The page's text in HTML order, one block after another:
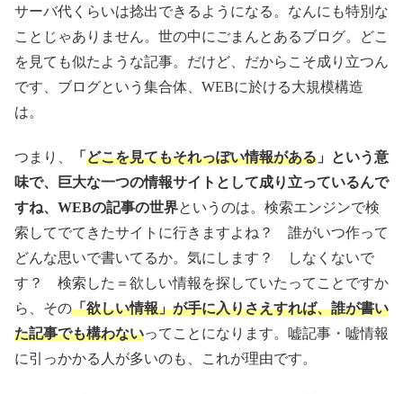
サーバ代くらいは捻出できるようになる。なんにも特別な
ことじゃありません。世の中にごまんとあるブログ。どこ
を見ても似たような記事。だけど、だからこそ成り立つん
です、ブログという集合体、WEBに於ける大規模構造
は。
つまり、 「 どこを見てもそれっぽい情報がある 」という意
味で、巨大な一つの情報サイトとして成り立っているんで
すね、WEBの記事の世界というのは。検索エンジンで検
索してでてきたサイトに行きますよね？ 誰がいつ作って
どんな思いで書いてるか。気にします？ しなくないで
す？ 検索した＝欲しい情報を探していたってことですか
ら、その「欲しい情報」が手に入りさえすれば、誰が書い
た記事でも構わないってことになります。嘘記事・嘘情報
に引っかかる人が多いのも、これが理由です。